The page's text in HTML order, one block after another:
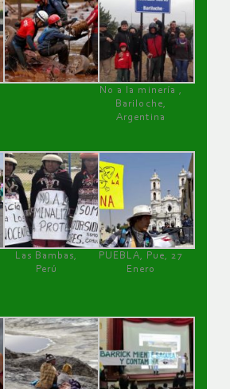
No a la minería ,
Bariloche,
Argentina
Las Bambas,
Perú
PUEBLA, Pue, 27
Enero